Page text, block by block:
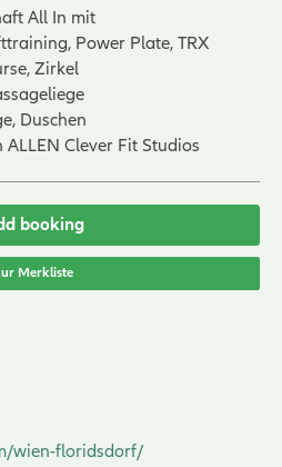
All In mit
Power Plate, TRX
Zirkel
Duschen
Clever Fit Studios
booking
Merkliste
wien-floridsdorf/